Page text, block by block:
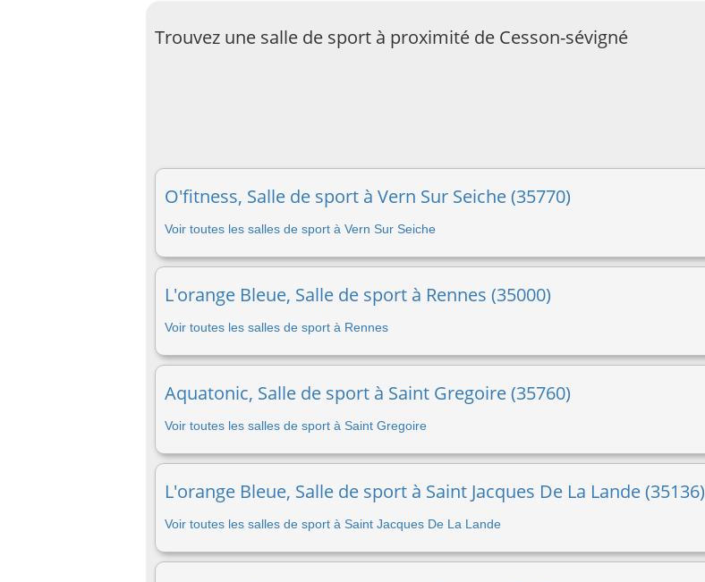
Trouvez une salle de sport à proximité de Cesson-sévigné
O'fitness, Salle de sport à Vern Sur Seiche (35770)
Voir toutes les salles de sport à Vern Sur Seiche
L'orange Bleue, Salle de sport à Rennes (35000)
Voir toutes les salles de sport à Rennes
Aquatonic, Salle de sport à Saint Gregoire (35760)
Voir toutes les salles de sport à Saint Gregoire
L'orange Bleue, Salle de sport à Saint Jacques De La Lande (35136)
Voir toutes les salles de sport à Saint Jacques De La Lande